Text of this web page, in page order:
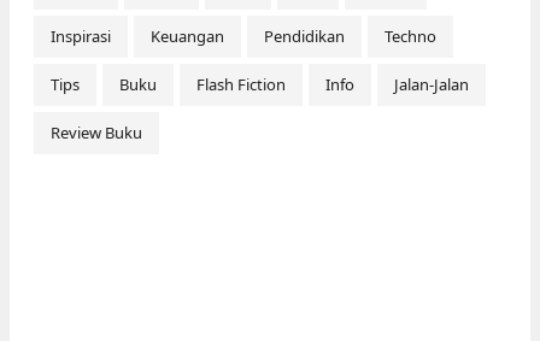
Inspirasi Keuangan Pendidikan Techno
Tips Buku Flash Fiction Info Jalan-Jalan
Review Buku